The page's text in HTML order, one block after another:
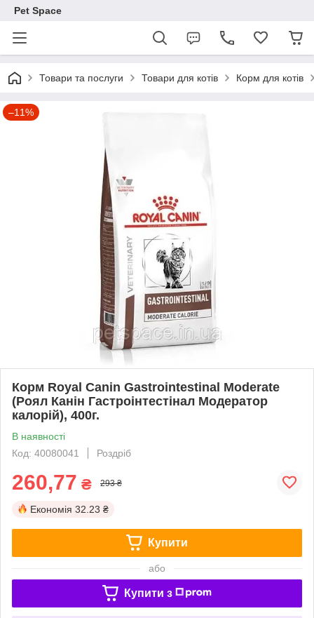
Pet Space
Товари та послуги Товари для котів Корм для котів
–11%
Корм Royal Canin Gastroіntestinal Moderate
(Роял Канін Гастроінтестінал Модератор
калорій), 400г.
В наявності
Код: 40080041
Роздріб
260,77 ₴ 293 ₴
Економія 32.23 ₴
Купити
або
Купити з